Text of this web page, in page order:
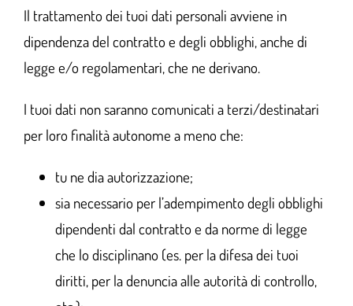
Il trattamento dei tuoi dati personali avviene in
dipendenza del contratto e degli obblighi, anche di
legge e/o regolamentari, che ne derivano.
I tuoi dati non saranno comunicati a terzi/destinatari
per loro finalità autonome a meno che:
tu ne dia autorizzazione;
sia necessario per l’adempimento degli obblighi
dipendenti dal contratto e da norme di legge
che lo disciplinano (es. per la difesa dei tuoi
diritti, per la denuncia alle autorità di controllo,